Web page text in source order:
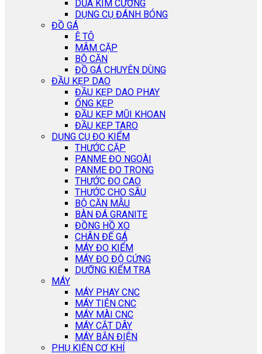
DŨA KIM CƯƠNG
DỤNG CỤ ĐÁNH BÓNG
ĐỒ GÁ
Ê TÔ
MÂM CẶP
BỘ CĂN
ĐỒ GÁ CHUYÊN DÙNG
ĐẦU KẸP DAO
ĐẦU KẸP DAO PHAY
ỐNG KẸP
ĐẦU KẸP MŨI KHOAN
ĐẦU KẸP TARO
DỤNG CỤ ĐO KIỂM
THƯỚC CẶP
PANME ĐO NGOÀI
PANME ĐO TRONG
THƯỚC ĐO CAO
THƯỚC CHO SÂU
BỘ CĂN MẪU
BÀN ĐÁ GRANITE
ĐỒNG HỒ XO
CHÂN ĐẾ GÁ
MÁY ĐO KIỂM
MÁY ĐO ĐỘ CỨNG
DƯỠNG KIỂM TRA
MÁY
MÁY PHAY CNC
MÁY TIỆN CNC
MÁY MÀI CNC
MÁY CẮT DÂY
MÁY BẮN ĐIỆN
PHỤ KIỆN CƠ KHÍ